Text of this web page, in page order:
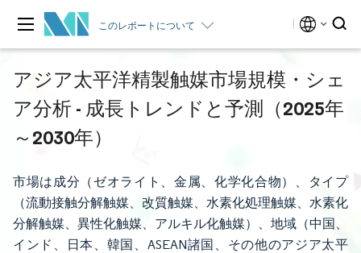
このレポートについて
アジア太平洋精製触媒市場規模・シェ
ア分析 - 成長トレンドと予測（2025年
～2030年）
市場は成分（ゼオライト、金属、化学化合物）、タイプ
（流動接触分解触媒、改質触媒、水素化処理触媒、水素化
分解触媒、異性化触媒、アルキル化触媒）、地域（中国、
インド、日本、韓国、ASEAN諸国、その他のアジア太平